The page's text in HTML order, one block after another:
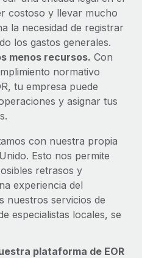
costoso y llevar mucho
la necesidad de registrar
los gastos generales.
menos recursos. Con
normativo
tu empresa puede
y asignar tus
con nuestra propia
Esto nos permite
retrasos y
experiencia del
nuestros servicios de
especialistas locales, se
plataforma de EOR